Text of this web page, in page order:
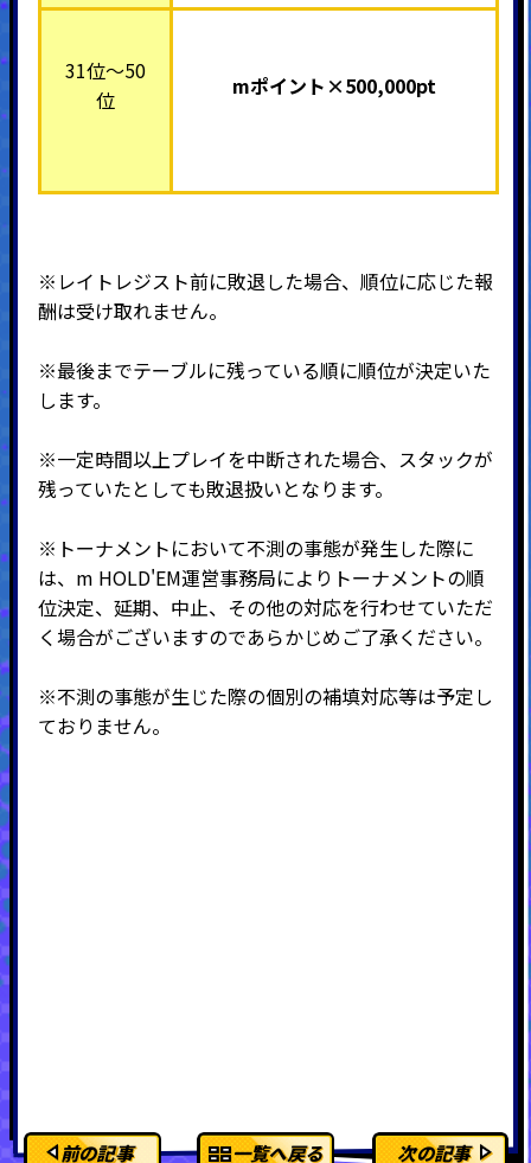
31位～50
位
mポイント×500,000pt
※ レイトレジスト前に敗退した場合、順位に応じた報
酬は受け取れません。
※最後までテーブルに残っている順に順位が決定いた
します。
※一定時間以上プレイを中断された場合、スタックが
残っていたとしても敗退扱いとなります。
※トーナメントにおいて不測の事態が発生した際に
は、m HOLD'EM運営事務局によりトーナメントの順
位決定、延期、中止、その他の対応を行わせていただ
く場合がございますのであらかじめご了承ください。
※不測の事態が生じた際の個別の補填対応等は予定し
ておりません。
前の記事 一覧へ戻る 次の記事